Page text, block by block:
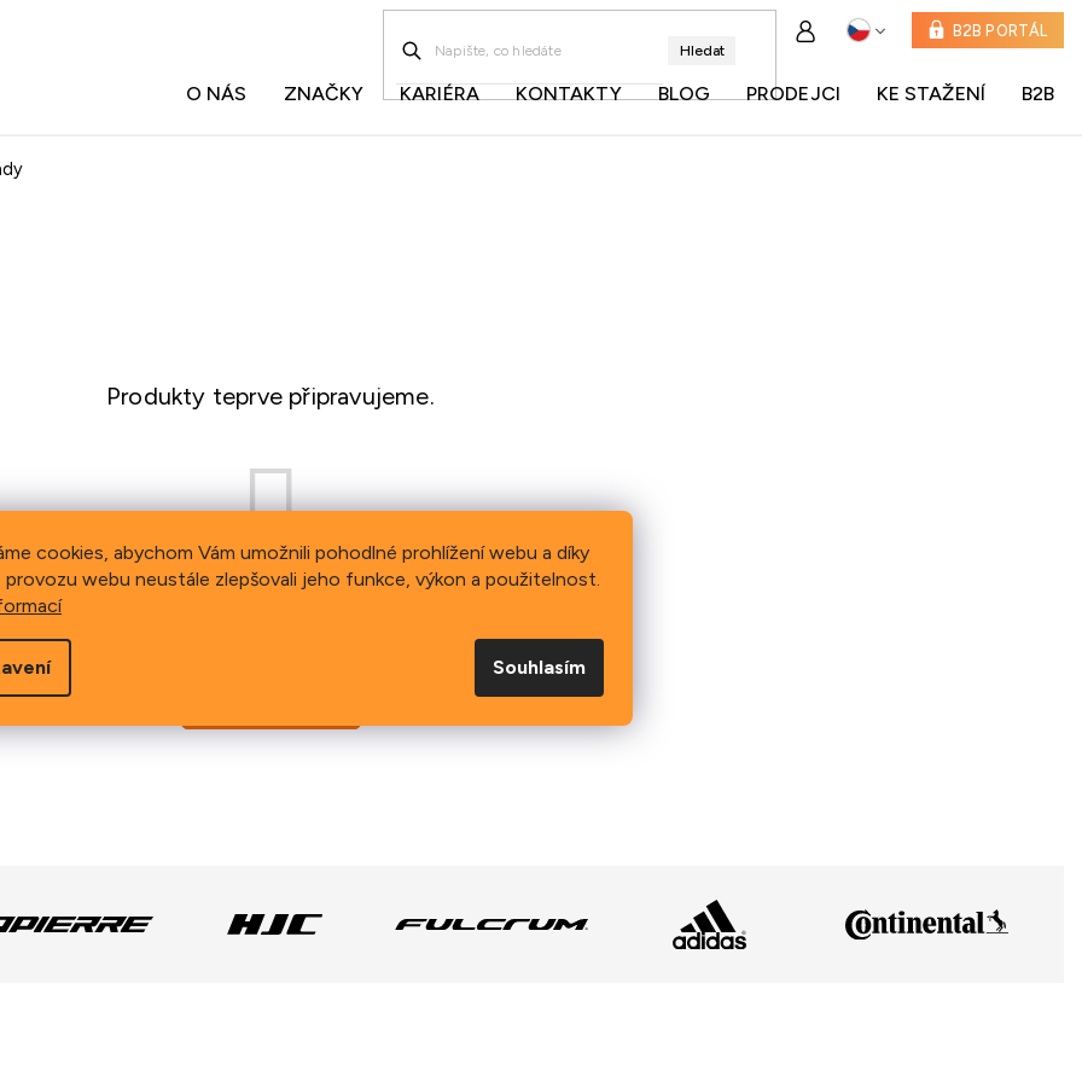
cookies, abychom Vám umožnili pohodlné prohlížení webu a díky
provozu webu neustále zlepšovali jeho funkce, výkon a použitelnost.
Souhlasím
Hledat
B2B PORTÁL
O NÁS ZNAČKY KARIÉRA KONTAKTY BLOG PRODEJCI KE STAŽENÍ B2B
Produkty teprve připravujeme.
Můžete se ale podívat na ostatní kategorie.